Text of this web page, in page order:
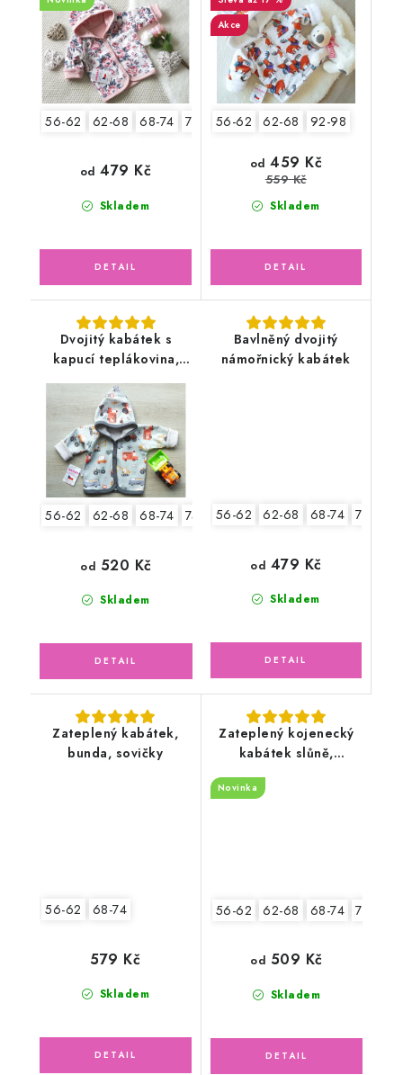
56-62 62-68 68-74 74-80 80-86
Skladem
od 479 Kč
Akce
56-62 62-68 92-98
Skladem
od 459 Kč
559 Kč
Dvojitý kabátek s
kapucí teplákovina,
56-62 62-68 68-74 74-80 80-86
Skladem
od 520 Kč
Bavlněný dvojitý
námořnický kabátek
56-62 62-68 68-74 74-80
Skladem
od 479 Kč
Zateplený kabátek,
bunda, sovičky
56-62 68-74
Skladem
579 Kč
Zateplený kojenecký
kabátek slůně,
lososový
Novinka
56-62 62-68 68-74 74-80
Skladem
od 509 Kč